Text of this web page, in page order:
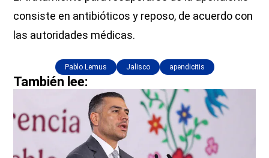
consiste en antibióticos y reposo, de acuerdo con
las autoridades médicas.
Pablo Lemus Jalisco apendicitis
También lee: